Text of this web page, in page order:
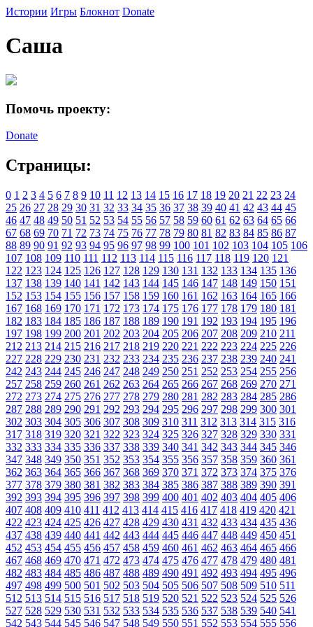
Истории Игры Блокнот Donate
Саша
Помочь проекту:
Donate
Страницы:
0 1 2 3 4 5 6 7 8 9 10 11 12 13 14 15 16 17 18 19 20 21 22 23 24
25 26 27 28 29 30 31 32 33 34 35 36 37 38 39 40 41 42 43 44 45
46 47 48 49 50 51 52 53 54 55 56 57 58 59 60 61 62 63 64 65 66
67 68 69 70 71 72 73 74 75 76 77 78 79 80 81 82 83 84 85 86 87
88 89 90 91 92 93 94 95 96 97 98 99 100 101 102 103 104 105 106
107 108 109 110 111 112 113 114 115 116 117 118 119 120 121
122 123 124 125 126 127 128 129 130 131 132 133 134 135 136
137 138 139 140 141 142 143 144 145 146 147 148 149 150 151
152 153 154 155 156 157 158 159 160 161 162 163 164 165 166
167 168 169 170 171 172 173 174 175 176 177 178 179 180 181
182 183 184 185 186 187 188 189 190 191 192 193 194 195 196
197 198 199 200 201 202 203 204 205 206 207 208 209 210 211
212 213 214 215 216 217 218 219 220 221 222 223 224 225 226
227 228 229 230 231 232 233 234 235 236 237 238 239 240 241
242 243 244 245 246 247 248 249 250 251 252 253 254 255 256
257 258 259 260 261 262 263 264 265 266 267 268 269 270 271
272 273 274 275 276 277 278 279 280 281 282 283 284 285 286
287 288 289 290 291 292 293 294 295 296 297 298 299 300 301
302 303 304 305 306 307 308 309 310 311 312 313 314 315 316
317 318 319 320 321 322 323 324 325 326 327 328 329 330 331
332 333 334 335 336 337 338 339 340 341 342 343 344 345 346
347 348 349 350 351 352 353 354 355 356 357 358 359 360 361
362 363 364 365 366 367 368 369 370 371 372 373 374 375 376
377 378 379 380 381 382 383 384 385 386 387 388 389 390 391
392 393 394 395 396 397 398 399 400 401 402 403 404 405 406
407 408 409 410 411 412 413 414 415 416 417 418 419 420 421
422 423 424 425 426 427 428 429 430 431 432 433 434 435 436
437 438 439 440 441 442 443 444 445 446 447 448 449 450 451
452 453 454 455 456 457 458 459 460 461 462 463 464 465 466
467 468 469 470 471 472 473 474 475 476 477 478 479 480 481
482 483 484 485 486 487 488 489 490 491 492 493 494 495 496
497 498 499 500 501 502 503 504 505 506 507 508 509 510 511
512 513 514 515 516 517 518 519 520 521 522 523 524 525 526
527 528 529 530 531 532 533 534 535 536 537 538 539 540 541
542 543 544 545 546 547 548 549 550 551 552 553 554 555 556